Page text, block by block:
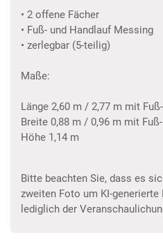
• 2 offene Fächer
• Fuß- und Handlauf Messing
• zerlegbar (5-teilig)
Maße:
Länge 2,60 m / 2,77 m mit
Breite 0,88 m / 0,96 m mit
Höhe 1,14 m
Bitte beachten Sie, dass es
zweiten Foto um KI-
lediglich der